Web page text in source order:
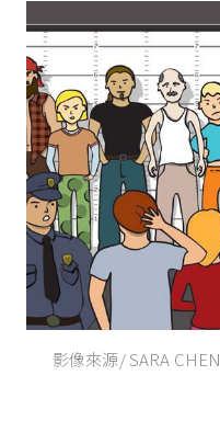
影像來源/ SARA CHEN